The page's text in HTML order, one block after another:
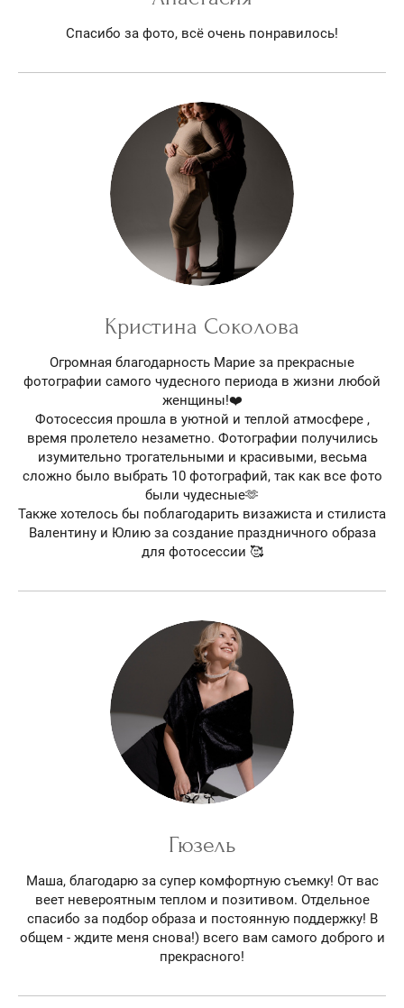
Спасибо за фото, всё очень понравилось!
Кристина Соколова
Огромная благодарность Марие за прекрасные
фотографии самого чудесного периода в жизни любой
женщины!❤️
Фотосессия прошла в уютной и теплой атмосфере ,
время пролетело незаметно. Фотографии получились
изумительно трогательными и красивыми, весьма
сложно было выбрать 10 фотографий, так как все фото
были чудесные🫶
Также хотелось бы поблагодарить визажиста и стилиста
Валентину и Юлию за создание праздничного образа
для фотосессии 🥰
Гюзель
Маша, благодарю за супер комфортную съемку! От вас
веет невероятным теплом и позитивом. Отдельное
спасибо за подбор образа и постоянную поддержку! В
общем - ждите меня снова!) всего вам самого доброго и
прекрасного!